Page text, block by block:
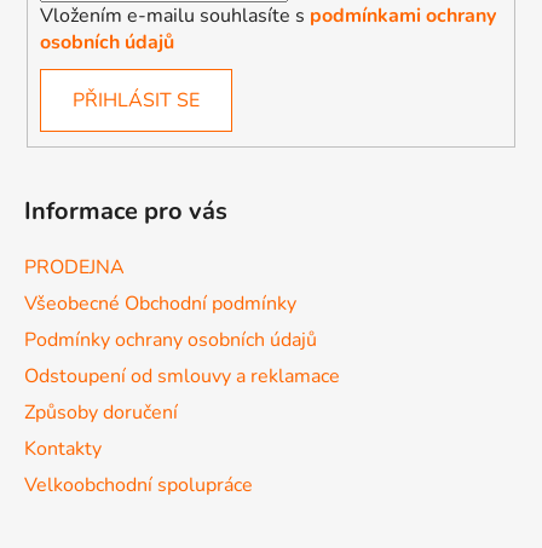
Vložením e-mailu souhlasíte s podmínkami ochrany
osobních údajů
PŘIHLÁSIT SE
Informace pro vás
PRODEJNA
Všeobecné Obchodní podmínky
Podmínky ochrany osobních údajů
Odstoupení od smlouvy a reklamace
Způsoby doručení
Kontakty
Velkoobchodní spolupráce